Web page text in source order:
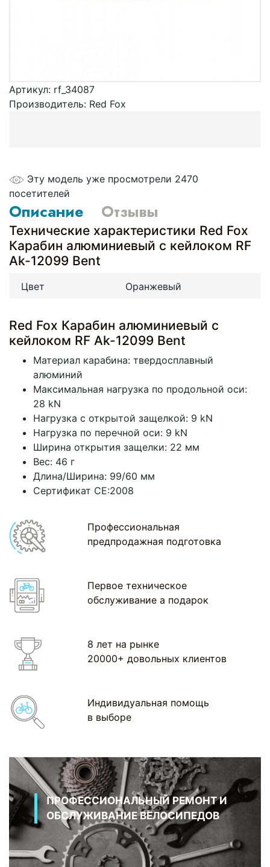
Артикул: rf_34087
Производитель: Red Fox
Эту модель уже просмотрели 2470
посетителей
Описание Отзывы
Технические характеристики Red Fox
Карабин алюминиевый с кейлоком RF
Ak-12099 Bent
Цвет Оранжевый
Red Fox Карабин алюминиевый с
кейлоком RF Ak-12099 Bent
Материал карабина: твердосплавный
алюминий
Максимальная нагрузка по продольной оси:
28 kN
Нагрузка с открытой защелкой: 9 kN
Нагрузка по перечной оси: 9 kN
Ширина открытия защелки: 22 мм
Вес: 46 г
Длина/Ширина: 99/60 мм
Сертификат CE:2008
Профессиональная
предпродажная подготовка
Первое техническое
обслуживание а подарок
8 лет на рынке
20000+ довольных клиентов
Индивидуальная помощь
в выборе
ПРОФЕССИОНАЛЬНЫЙ РЕМОНТ И
ОБСЛУЖИВАНИЕ ВЕЛОСИПЕДОВ